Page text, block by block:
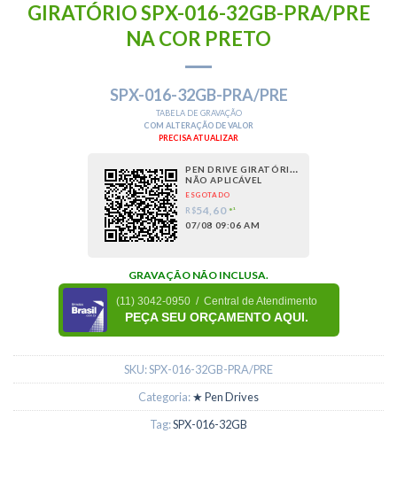
GIRATÓRIO SPX-016-32GB-PRA/PRE
NA COR PRETO
SPX-016-32GB-PRA/PRE
TABELA DE GRAVAÇÃO
COM ALTERAÇÃO DE VALOR
PRECISA ATUALIZAR
PEN DRIVE GIRATÓRIO 32 GB GIRATÓR
NÃO APLICÁVEL
ESGOTADO
R$54,60*¹
07/08 09:06 AM
GRAVAÇÃO NÃO INCLUSA.
(11) 3042-0950 / Central de Atendimento
PEÇA SEU ORÇAMENTO AQUI.
SKU:SPX-016-32GB-PRA/PRE
Categoria:★ Pen Drives
Tag:SPX-016-32GB